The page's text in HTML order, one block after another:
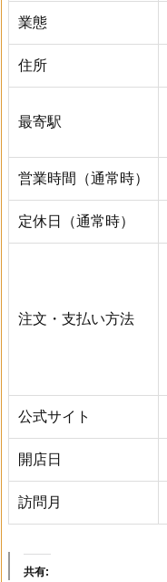
業態
住所
最寄駅
営業時間（通常時）
定休日（通常時）
注文・支払い方法
公式サイト
開店日
訪問月
共有: